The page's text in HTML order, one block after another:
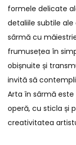
formele delicate
detaliile subtile
sârmă cu
frumusețea în
obișnuite și
invită să
Arta în sârmă
operă, cu sticla și
creativitatea